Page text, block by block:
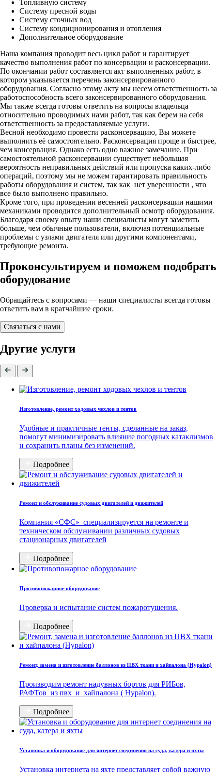
Топливную систему
Систему пресной воды
Систему сточных вод
Систему кондиционирования и отопления
Дополнительное оборудование
Наша компания проводит весь цикл работ и гарантирует
качество выполнения работ по консервации и расконсервации.
По окончании работ составляется акт выполненных работ, в
котором указывается перечень законсервированного
оборудования. Согласно этому акту мы несем ответственность за
работоспособность всего законсервированного оборудования.
Мы также всегда готовы ответить на вопросы владельца
относительно проводимых нами работ, так как берем на себя
ответственность за предоставляемые услуги.
Весной необходимо провести расконсервацию, Вы можете
выполнить её самостоятельно. Расконсервация проще и быстрее,
чем консервация. Однако есть одно важное замечание. При
самостоятельной расконсервации существует небольшая
вероятность неправильных действий или пропуска каких-либо
операций, поэтому мы не можем гарантировать правильность
работы оборудования и систем, так как нет уверенности , что
все было выполнено правильно.
Кроме того, при проведении весенней расконсервации нашими
механиками проводится дополнительный осмотр оборудования.
Благодаря своему опыту наши специалисты могут заметить
больше, чем обычные пользователи, включая потенциальные
проблемы с узлами двигателя или другими компонентами,
требующие ремонта.
Проконсультируем и поможем подобрать
оборудование
Обращайтесь с вопросами — наши специалисты всегда готовы
ответить вам в кратчайшие сроки.
Связаться с нами
Другие услуги
Изготовление, ремонт ходовых чехлов и тентов
Удобные и практичные тенты, сделанные на заказ,
помогут минимизировать влияние погодных катаклизмов
и сохранить планы без изменений.
Подробнее
Ремонт и обслуживание судовых двигателей и движителей
Компания «СФС» специализируется на ремонте и
техническом обслуживании различных судовых
стационарных двигателей
Подробнее
Противопожарное оборудование
Проверка и испытание систем пожаротушения.
Подробнее
Ремонт, замена и изготовление баллонов из ПВХ ткани и хайпалона (Hypalon)
Производим ремонт надувных бортов для РИБов,
РАФТов из пвх и хайпалона ( Hypalon).
Подробнее
Установка и оборудование для интернет соединения на суда, катера и яхты
Установка интернета на яхте представляет собой важную